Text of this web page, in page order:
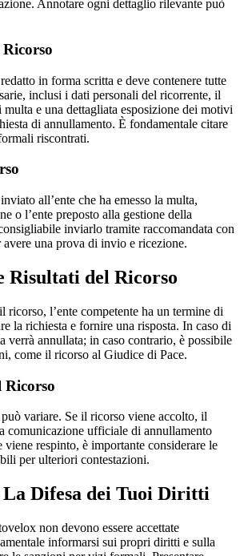
Annotare ogni dettaglio rilevante può
in forma scritta e deve contenere tutte
inclusi i dati personali del ricorrente, il
e una dettagliata esposizione dei motivi
di annullamento. È fondamentale citare
riscontrati.
all’ente che ha emesso la multa,
o l’ente preposto alla gestione della
inviarlo tramite raccomandata con
una prova di invio e ricezione.
Risultati del Ricorso
ricorso, l’ente competente ha un termine di
la richiesta e fornire una risposta. In caso di
verrà annullata; in caso contrario, è possibile
come il ricorso al Giudice di Pace.
Ricorso
variare. Se il ricorso viene accolto, il
comunicazione ufficiale di annullamento
viene respinto, è importante considerare le
per ulteriori contestazioni.
La Difesa dei Tuoi Diritti
non devono essere accettate
informarsi sui propri diritti e sulla